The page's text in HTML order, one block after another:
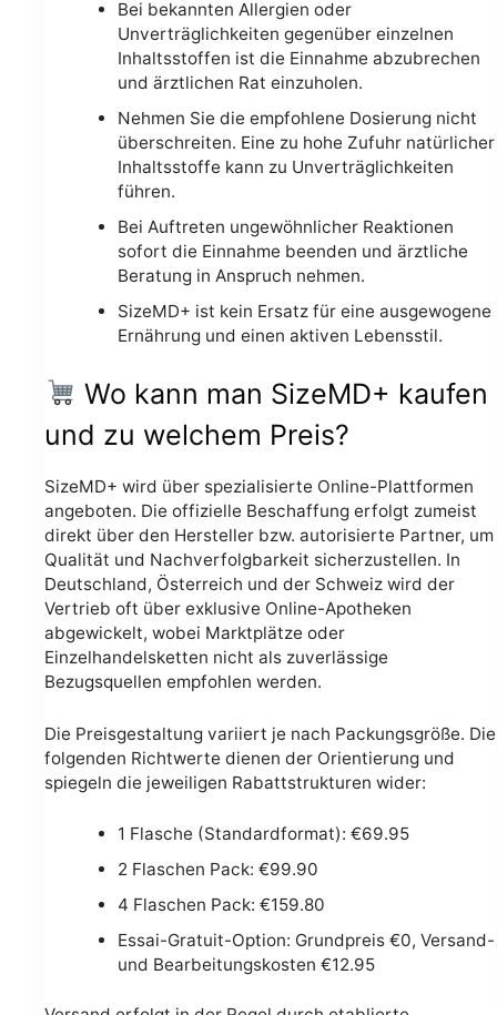
Bei bekannten Allergien oder
Unverträglichkeiten gegenüber einzelnen
Inhaltsstoffen ist die Einnahme abzubrechen
und ärztlichen Rat einzuholen.
Nehmen Sie die empfohlene Dosierung nicht
überschreiten. Eine zu hohe Zufuhr natürlicher
Inhaltsstoffe kann zu Unverträglichkeiten
führen.
Bei Auftreten ungewöhnlicher Reaktionen
sofort die Einnahme beenden und ärztliche
Beratung in Anspruch nehmen.
SizeMD+ ist kein Ersatz für eine ausgewogene
Ernährung und einen aktiven Lebensstil.
Wo kann man SizeMD+ kaufen
und zu welchem Preis?
SizeMD+ wird über spezialisierte Online-Plattformen
angeboten. Die offizielle Beschaffung erfolgt zumeist
direkt über den Hersteller bzw. autorisierte Partner, um
Qualität und Nachverfolgbarkeit sicherzustellen. In
Deutschland, Österreich und der Schweiz wird der
Vertrieb oft über exklusive Online-Apotheken
abgewickelt, wobei Marktplätze oder
Einzelhandelsketten nicht als zuverlässige
Bezugsquellen empfohlen werden.
Die Preisgestaltung variiert je nach Packungsgröße. Die
folgenden Richtwerte dienen der Orientierung und
spiegeln die jeweiligen Rabattstrukturen wider:
1 Flasche (Standardformat): €69.95
2 Flaschen Pack: €99.90
4 Flaschen Pack: €159.80
Essai-Gratuit-Option: Grundpreis €0, Versand-
und Bearbeitungskosten €12.95